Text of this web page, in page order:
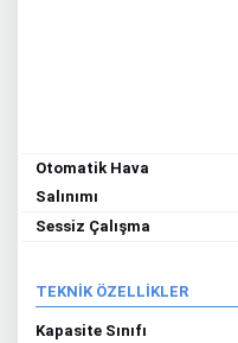
Otomatik Hava
Salınımı
Sessiz Çalışma
TEKNİK ÖZELLİKLER
Kapasite Sınıfı